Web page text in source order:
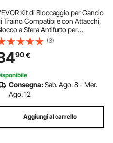
Kit di Bloccaggio per Gancio
Traino Compatibile con Attacchi,
a Sfera Antifurto per
Rimorchio per Impieghi Gravosi
3 Chiavi e Lucchetto,
allo Scasso e agli Urti
(3)
90€
Consegna:Sab. Ago. 8 - Mer.
Ago. 12
Aggiungi al carrello